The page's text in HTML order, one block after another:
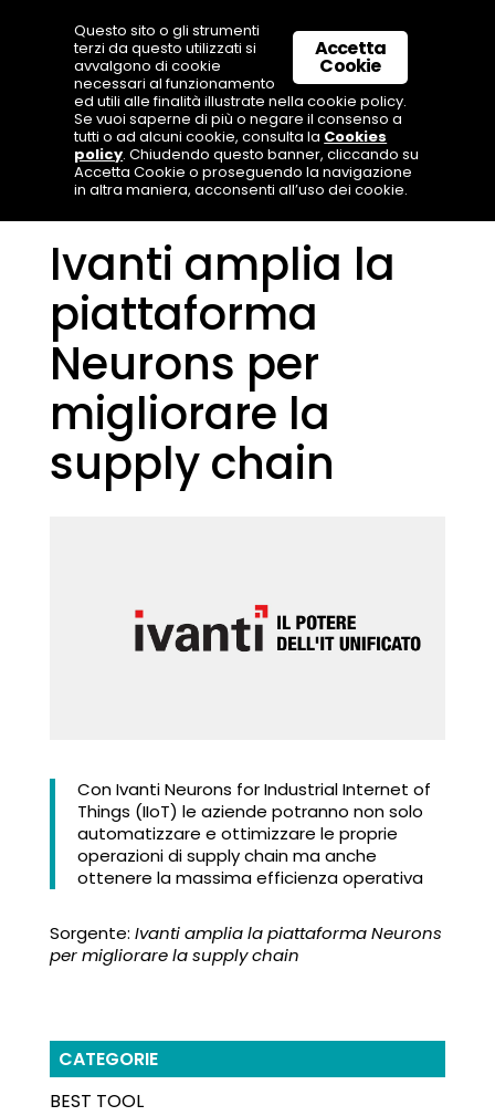
Ivanti amplia la
piattaforma
Neurons per
migliorare la
supply chain
Con Ivanti Neurons for Industrial Internet of
Things (IIoT) le aziende potranno non solo
automatizzare e ottimizzare le proprie
operazioni di supply chain ma anche
ottenere la massima efficienza operativa
Sorgente: Ivanti amplia la piattaforma Neurons
per migliorare la supply chain
CATEGORIE
BEST TOOL
Accetta
Cookie
Questo sito o gli strumenti
terzi da questo utilizzati si
avvalgono di cookie
necessari al funzionamento
ed utili alle finalità illustrate nella cookie policy.
Se vuoi saperne di più o negare il consenso a
tutti o ad alcuni cookie, consulta la Cookies
policy. Chiudendo questo banner, cliccando su
Accetta Cookie o proseguendo la navigazione
in altra maniera, acconsenti all’uso dei cookie.